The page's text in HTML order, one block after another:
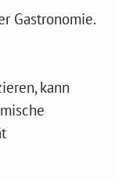
Gastronomie.
kann